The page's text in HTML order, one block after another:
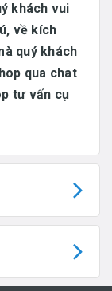
khách vui
về kích
quý khách
qua chat
tư vấn cụ